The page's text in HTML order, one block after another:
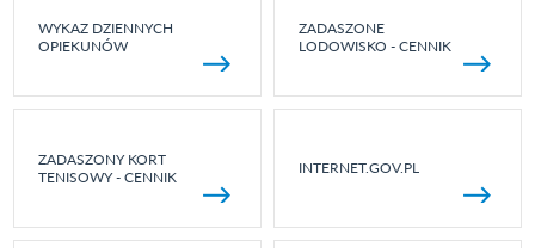
WYKAZ DZIENNYCH
OPIEKUNÓW
ZADASZONE
LODOWISKO - CENNIK
ZADASZONY KORT
TENISOWY - CENNIK
INTERNET.GOV.PL